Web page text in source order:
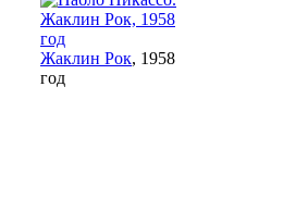
Жаклин Рок, 1958
год